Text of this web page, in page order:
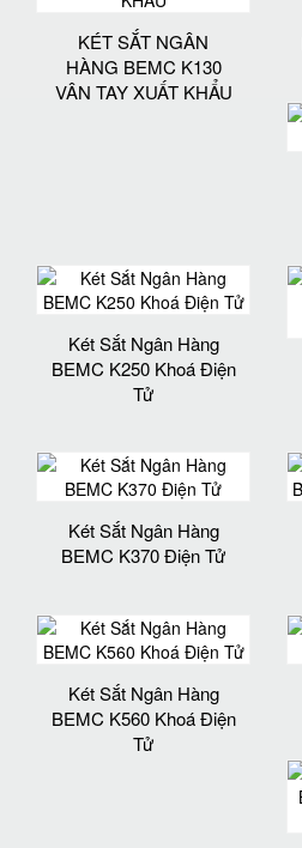
KÉT SẮT NGÂN
HÀNG BEMC K130
VÂN TAY XUẤT KHẨU
Két Sắt Ngân Hàng
BEMC K250 Khoá Điện
Tử
Két Sắt Ngân Hàng
BEMC K370 Điện Tử
Két Sắt Ngân Hàng
BEMC K560 Khoá Điện
Tử